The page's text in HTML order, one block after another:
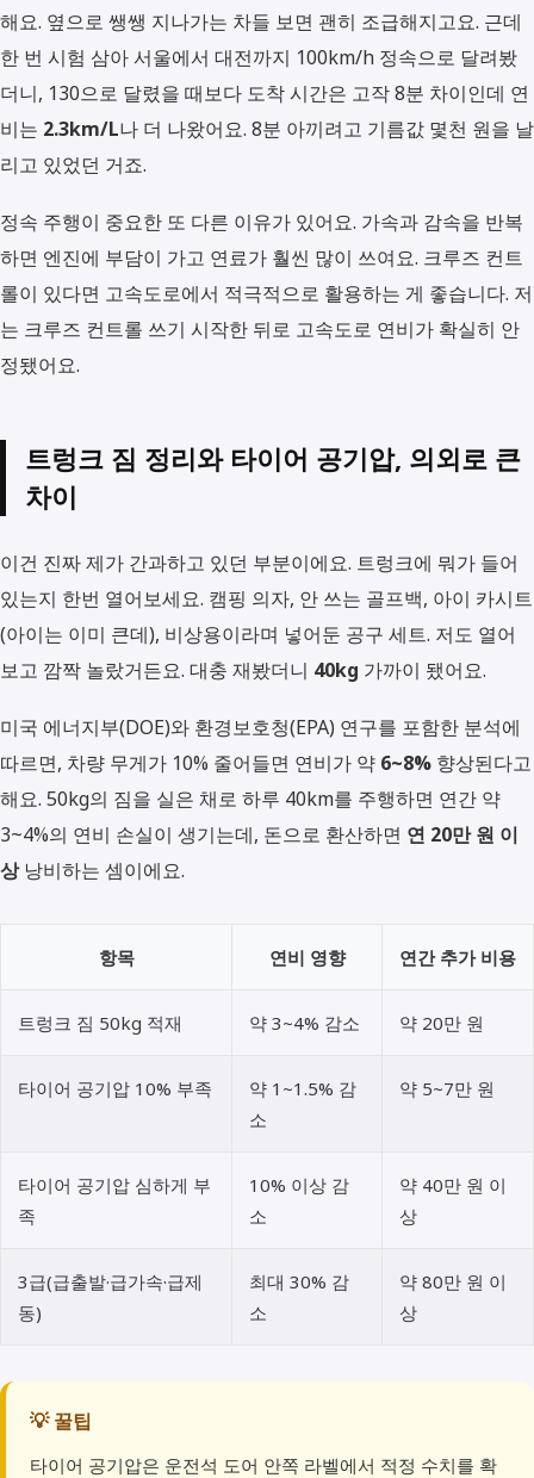
해요. 옆으로 쌩쌩 지나가는 차들 보면 괜히 조급해지고요. 근데
한 번 시험 삼아 서울에서 대전까지 100km/h 정속으로 달려봤
더니, 130으로 달렸을 때보다 도착 시간은 고작 8분 차이인데 연
비는 2.3km/L나 더 나왔어요. 8분 아끼려고 기름값 몇천 원을 날
리고 있었던 거죠.
정속 주행이 중요한 또 다른 이유가 있어요. 가속과 감속을 반복
하면 엔진에 부담이 가고 연료가 훨씬 많이 쓰여요. 크루즈 컨트
롤이 있다면 고속도로에서 적극적으로 활용하는 게 좋습니다. 저
는 크루즈 컨트롤 쓰기 시작한 뒤로 고속도로 연비가 확실히 안
정됐어요.
트렁크 짐 정리와 타이어 공기압, 의외로 큰
차이
이건 진짜 제가 간과하고 있던 부분이에요. 트렁크에 뭐가 들어
있는지 한번 열어보세요. 캠핑 의자, 안 쓰는 골프백, 아이 카시트
(아이는 이미 큰데), 비상용이라며 넣어둔 공구 세트. 저도 열어
보고 깜짝 놀랐거든요. 대충 재봤더니 40kg 가까이 됐어요.
미국 에너지부(DOE)와 환경보호청(EPA) 연구를 포함한 분석에
따르면, 차량 무게가 10% 줄어들면 연비가 약 6~8% 향상된다고
해요. 50kg의 짐을 실은 채로 하루 40km를 주행하면 연간 약
3~4%의 연비 손실이 생기는데, 돈으로 환산하면 연 20만 원 이
상낭비하는 셈이에요.
항목 연비 영향 연간 추가 비용
트렁크 짐 50kg 적재 약 3~4% 감소 약 20만 원
타이어 공기압 10% 부족
약 1~1.5% 감
소
약 5~7만 원
타이어 공기압 심하게 부
족
10% 이상 감
소
약 40만 원 이
상
3급(급출발·급가속·급제
동)
최대 30% 감
소
약 80만 원 이
상
💡 꿀팁
타이어 공기압은 운전석 도어 안쪽 라벨에서 적정 수치를 확